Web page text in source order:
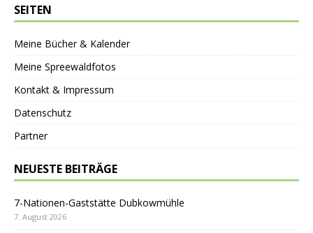
SEITEN
Meine Bücher & Kalender
Meine Spreewaldfotos
Kontakt & Impressum
Datenschutz
Partner
NEUESTE BEITRÄGE
7-Nationen-Gaststätte Dubkowmühle
7. August 2026